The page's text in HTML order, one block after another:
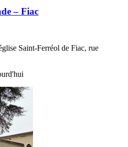
– Fiac
Saint-Ferréol de Fiac, rue